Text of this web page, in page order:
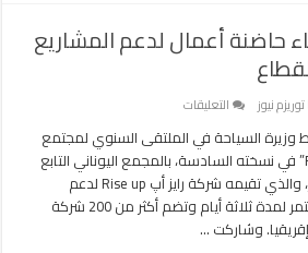
حاضنة أعمال لدعم المشاريع
توريزم نيوز التعليقات
السياحة:إنشاء
حاضنة
أعمال
لدعم
وزيرة السياحة في الملتقى السنوي لمجتمع
رواد الأعمال “Rise Up 2018” في نسخته السادسة، بالمجمع اليوناني التابع
للجامعة الأمريكية- بالتحرير، والذي تقيمه شركة رايز أپ Rise up لدعم
مجتمع ريادة الأعمال، وتستمر لمدة ثلاثة أيام وتضم أكثر من 200 شركة
وشاركت …